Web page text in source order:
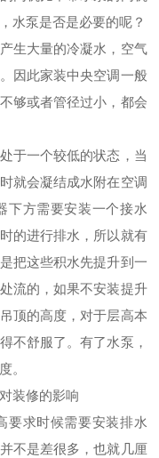
水泵是否是必要的呢？
生大量的冷凝水，空气
因此家装中央空调一般
够或者管径过小，都会
于一个较低的状态，当
就会凝结成水附在空调
下方需要安装一个接水
的进行排水，所以就有
把这些积水先提升到一
流的，如果不安装提升
顶的高度，对于层高本
不舒服了。有了水泵，
。
装修的影响
要求时候需要安装排水
不是差很多，也就几厘